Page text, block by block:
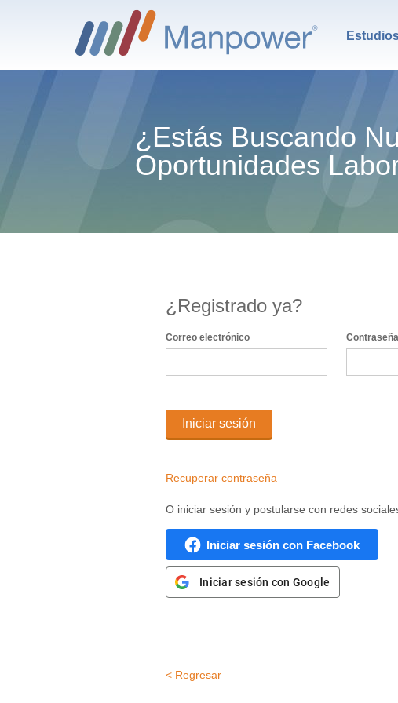
¿Estás Buscando
Oportunidades
¿Registrado ya?
Inicio de sesión: usuario y contraseña
Correo electrónico Contraseña
Iniciar sesión
Recuperar contraseña
O iniciar sesión y postularse con redes
Iniciar sesión con Facebook
Iniciar sesión con Google
< Regresar